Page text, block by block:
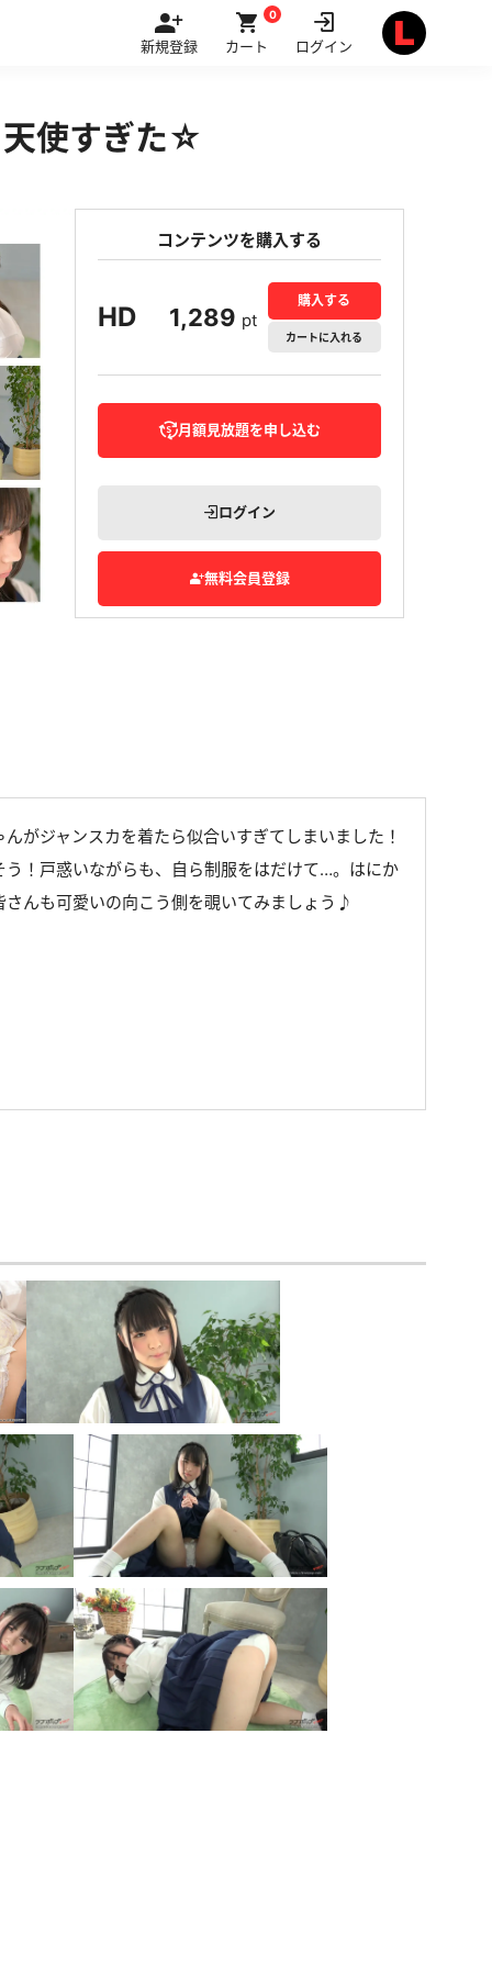
新規登録 カート
0
ログイン
使すぎた☆
コンテンツを購入する
HD 1,289 pt
購入する
カートに入れる
月額見放題を申し込む
ログイン
無料会員登録
がジャンスカを着たら似合いすぎてしまいました！
う！戸惑いながらも、自ら制服をはだけて…。はにか
さんも可愛いの向こう側を覗いてみましょう♪